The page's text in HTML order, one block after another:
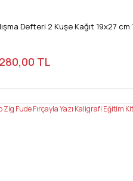
Defteri 2 Kuşe Kağıt 19x27 cm
280,00 TL